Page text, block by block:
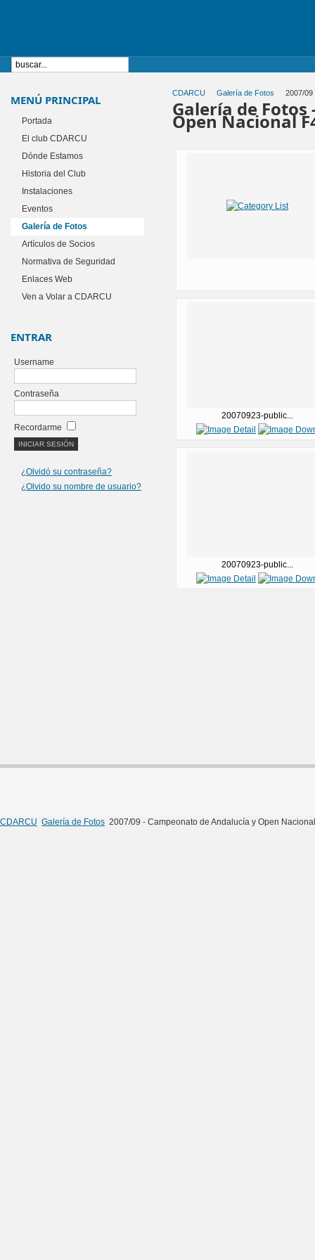
CDARCU Galería de Fotos 2007/09
Galería de
Open Nacional
20070923-public...
20070923-public...
MENÚ PRINCIPAL
Portada
El club CDARCU
Dónde Estamos
Historia del Club
Instalaciones
Eventos
Galería de Fotos
Artículos de Socios
Normativa de Seguridad
Enlaces Web
Ven a Volar a CDARCU
ENTRAR
Username
Contraseña
Recordarme
¿Olvidó su contraseña?
¿Olvido su nombre de usuario?
CDARCU Galería de Fotos 2007/09 - Campeonato de Andalucía y Open